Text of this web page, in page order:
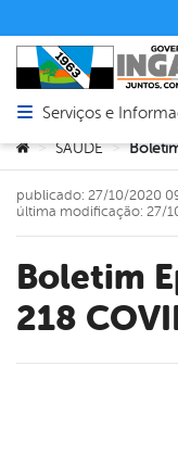
Abrir menu principal
Serviços e
Você está aqui:
> SAÚDE >
Boletim Epidemiológico N°
218
publicado: 27/10/2020
última modificação: 27/